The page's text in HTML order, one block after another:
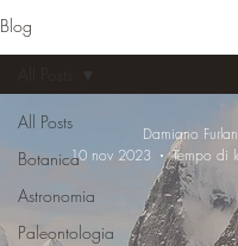
Blog
All Posts
Botanica
Astronomia
Paleontologia
Damiano Furlan
10 nov 2023